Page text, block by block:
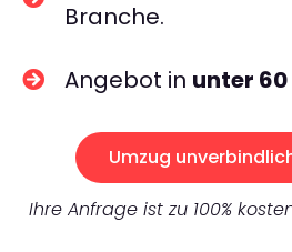
Branche.
Angebot in unter
Umzug
Ihre Anfrage ist zu 100%